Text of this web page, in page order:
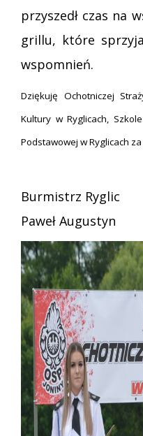
przyszedł czas na
grillu, które
wspomnień.
Dziękuję Ochotniczej
Kultury w Ryglicach,
Podstawowej w Ryglicach
Burmistrz Ryglic
Paweł Augustyn